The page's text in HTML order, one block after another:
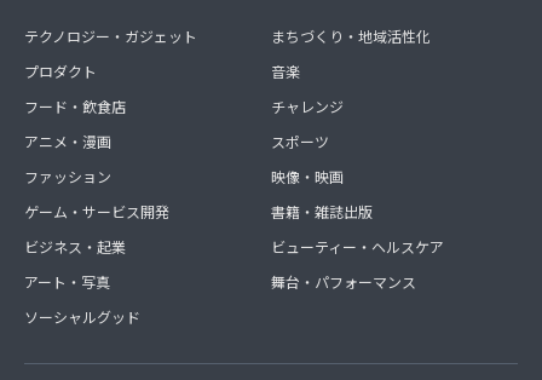
テクノロジー・ガジェット
プロダクト
フード・飲食店
アニメ・漫画
ファッション
ゲーム・サービス開発
ビジネス・起業
アート・写真
ソーシャルグッド
まちづくり・地域活性化
音楽
チャレンジ
スポーツ
映像・映画
書籍・雑誌出版
ビューティー・ヘルスケア
舞台・パフォーマンス